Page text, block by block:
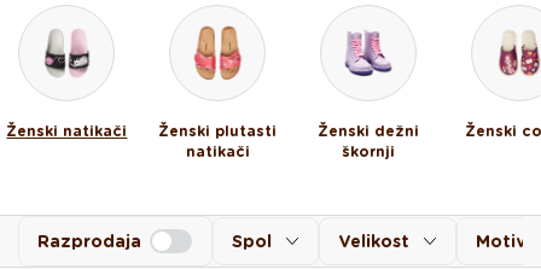
Ženski natikači
Ženski plutasti
natikači
Ženski dežni
škornji
Ženski
Spol Velikost Motiv
Razprodaja